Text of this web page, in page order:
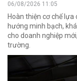
06/08/2026 11:05
Hoàn thiện cơ chế
hướng minh bạch,
cho doanh nghiệp
trường.